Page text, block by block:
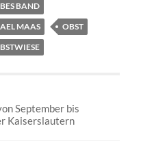
BAND
MAAS
OBST
September bis
Kaiserslautern